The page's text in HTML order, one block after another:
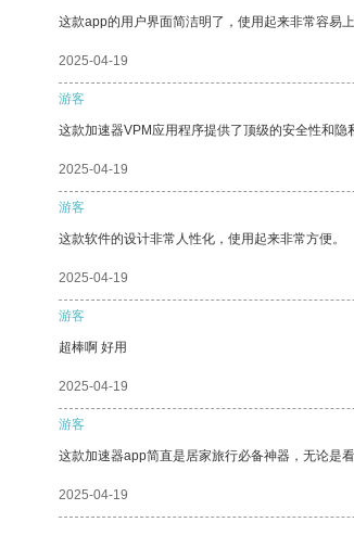
这款app的用户界面简洁明了，使用起来非常容易
2025-04-19
游客
这款加速器VPM应用程序提供了顶级的安全性和隐
2025-04-19
游客
这款软件的设计非常人性化，使用起来非常方便。
2025-04-19
游客
超棒啊 好用
2025-04-19
游客
这款加速器app简直是居家旅行必备神器，无论是
2025-04-19